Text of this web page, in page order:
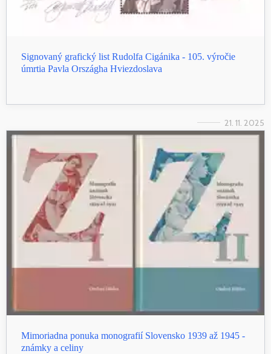
Signovaný grafický list Rudolfa Cigánika - 105. výročie
úmrtia Pavla Országha Hviezdoslava
21. 11. 2025
Mimoriadna ponuka monografií Slovensko 1939 až 1945 -
známky a celiny